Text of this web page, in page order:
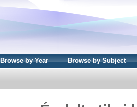
Browse by Year Browse by Subject